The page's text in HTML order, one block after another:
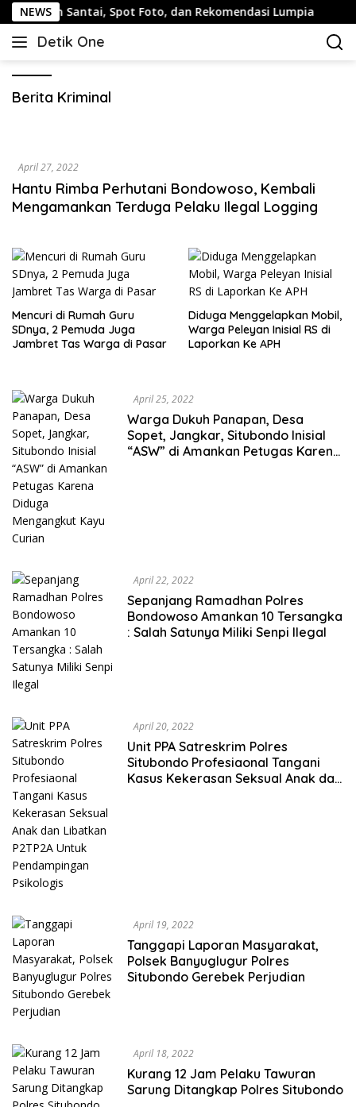
Langsung
ke
konten
NEWS
Jalan Santai, Spot Foto, dan Rekomendasi Lumpia
Detik One
Tajam
Berita Kriminal
April 27, 2022
Hantu Rimba Perhutani Bondowoso, Kembali
Mengamankan Terduga Pelaku Ilegal Logging
Mencuri di Rumah Guru
SDnya, 2 Pemuda Juga
Jambret Tas Warga di Pasar
Diduga Menggelapkan Mobil,
Warga Peleyan Inisial RS di
Laporkan Ke APH
April 25, 2022
Warga Dukuh Panapan, Desa
Sopet, Jangkar, Situbondo Inisial
“ASW” di Amankan Petugas Karena
April 22, 2022
Sepanjang Ramadhan Polres
Bondowoso Amankan 10 Tersangka
: Salah Satunya Miliki Senpi Ilegal
April 20, 2022
Unit PPA Satreskrim Polres
Situbondo Profesiaonal Tangani
Kasus Kekerasan Seksual Anak dan
April 19, 2022
Tanggapi Laporan Masyarakat,
Polsek Banyuglugur Polres
Situbondo Gerebek Perjudian
April 18, 2022
Kurang 12 Jam Pelaku Tawuran
Sarung Ditangkap Polres Situbondo